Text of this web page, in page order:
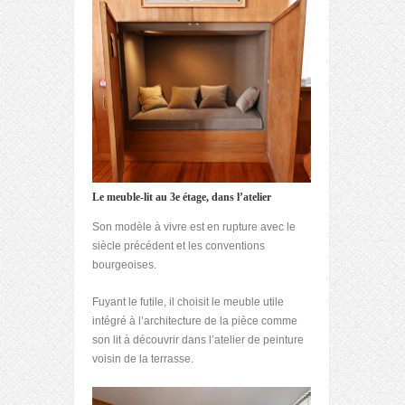
Le meuble-lit au 3e étage, dans l’atelier
Son modèle à vivre est en rupture avec le
siècle précédent et les conventions
bourgeoises.
Fuyant le futile, il choisit le meuble utile
intégré à l’architecture de la pièce comme
son lit à découvrir dans l’atelier de peinture
voisin de la terrasse.